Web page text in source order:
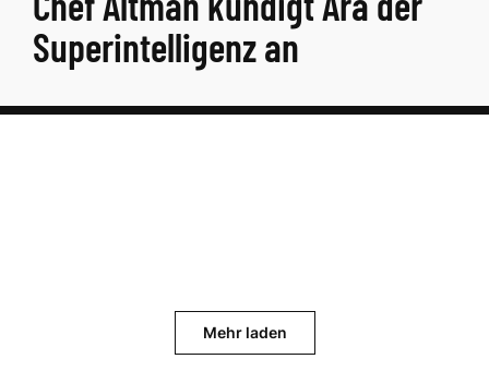
Superintelligenz an
Mehr laden